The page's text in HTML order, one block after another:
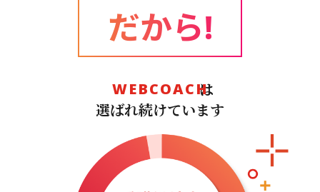
だから!
WEBCOACH
は
選ばれ続けています